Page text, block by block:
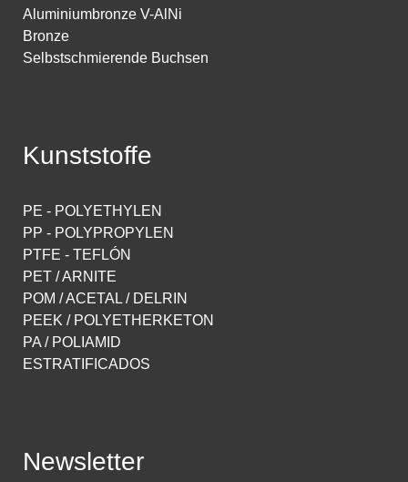
Aluminiumbronze V-AlNi
Bronze
Selbstschmierende Buchsen
Kunststoffe
PE - POLYETHYLEN
PP - POLYPROPYLEN
PTFE - TEFLÓN
PET / ARNITE
POM / ACETAL / DELRIN
PEEK / POLYETHERKETON
PA / POLIAMID
ESTRATIFICADOS
Newsletter